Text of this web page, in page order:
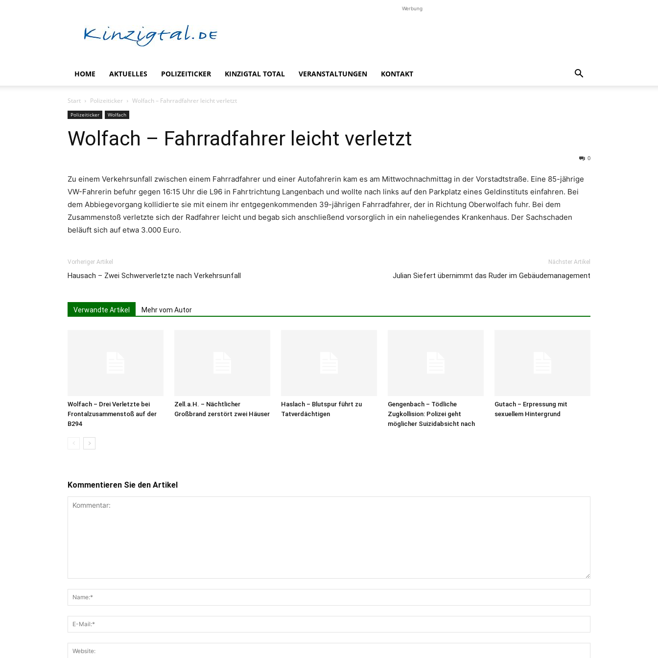
Werbung
HOME AKTUELLES POLIZEITICKER KINZIGTAL TOTAL VERANSTALTUNGEN KONTAKT
Start Polizeiticker Wolfach – Fahrradfahrer leicht verletzt
Polizeiticker Wolfach
Wolfach – Fahrradfahrer leicht verletzt
0
Zu einem Verkehrsunfall zwischen einem Fahrradfahrer und einer Autofahrerin kam es am Mittwochnachmittag in der Vorstadtstraße. Eine 85-jährige
VW-Fahrerin befuhr gegen 16:15 Uhr die L96 in Fahrtrichtung Langenbach und wollte nach links auf den Parkplatz eines Geldinstituts einfahren. Bei
dem Abbiegevorgang kollidierte sie mit einem ihr entgegenkommenden 39-jährigen Fahrradfahrer, der in Richtung Oberwolfach fuhr. Bei dem
Zusammenstoß verletzte sich der Radfahrer leicht und begab sich anschließend vorsorglich in ein naheliegendes Krankenhaus. Der Sachschaden
beläuft sich auf etwa 3.000 Euro.
Vorheriger Artikel
Hausach – Zwei Schwerverletzte nach Verkehrsunfall
Nächster Artikel
Julian Siefert übernimmt das Ruder im Gebäudemanagement
Verwandte Artikel Mehr vom Autor
Wolfach – Drei Verletzte bei
Frontalzusammenstoß auf der
B294
Zell.a.H. – Nächtlicher
Großbrand zerstört zwei Häuser
Haslach – Blutspur führt zu
Tatverdächtigen
Gengenbach – Tödliche
Zugkollision: Polizei geht
möglicher Suizidabsicht nach
Gutach – Erpressung mit
sexuellem Hintergrund
Kommentieren Sie den Artikel